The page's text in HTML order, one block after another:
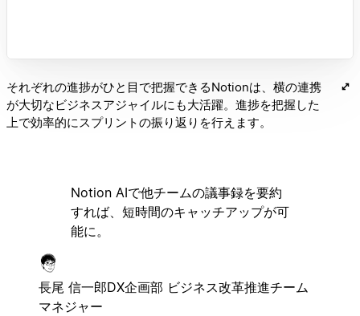
それぞれの進捗がひと目で把握できるNotionは、横の連携
が大切なビジネスアジャイルにも大活躍。進捗を把握した
上で効率的にスプリントの振り返りを行えます。
Notion AIで他チームの議事録を要約
すれば、短時間のキャッチアップが可
能に。
長尾 信一郎DX企画部 ビジネス改革推進チーム
マネジャー